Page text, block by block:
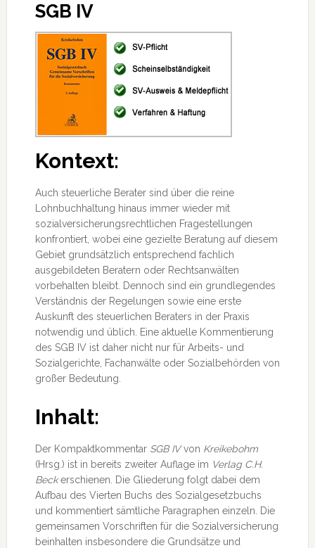
SGB IV
Kontext:
Auch steuerliche Berater sind über die reine
Lohnbuchhaltung hinaus immer wieder mit
sozialversicherungsrechtlichen Fragestellungen
konfrontiert, wobei eine gezielte Beratung auf diesem
Gebiet grundsätzlich entsprechend fachlich
ausgebildeten Beratern oder Rechtsanwälten
vorbehalten bleibt. Dennoch sind ein grundlegendes
Verständnis der Regelungen sowie eine erste
Auskunft des steuerlichen Beraters in der Praxis
notwendig und üblich. Eine aktuelle Kommentierung
des SGB IV ist daher nicht nur für Arbeits- und
Sozialgerichte, Fachanwälte oder Sozialbehörden von
großer Bedeutung.
Inhalt:
Der Kompaktkommentar SGB IVvon Kreikebohm
(Hrsg.) ist in bereits zweiter Auflage im Verlag C.H.
Beckerschienen. Die Gliederung folgt dabei dem
Aufbau des Vierten Buchs des Sozialgesetzbuchs
und kommentiert sämtliche Paragraphen einzeln. Die
gemeinsamen Vorschriften für die Sozialversicherung
beinhalten insbesondere die Grundsätze und